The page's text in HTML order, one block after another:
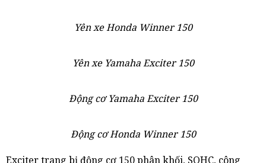
Yên xe Honda Winner 150
Yên xe Yamaha Exciter 150
Động cơ Yamaha Exciter 150
Động cơ Honda Winner 150
Exciter trang bị động cơ 150 phân khối, SOHC, công